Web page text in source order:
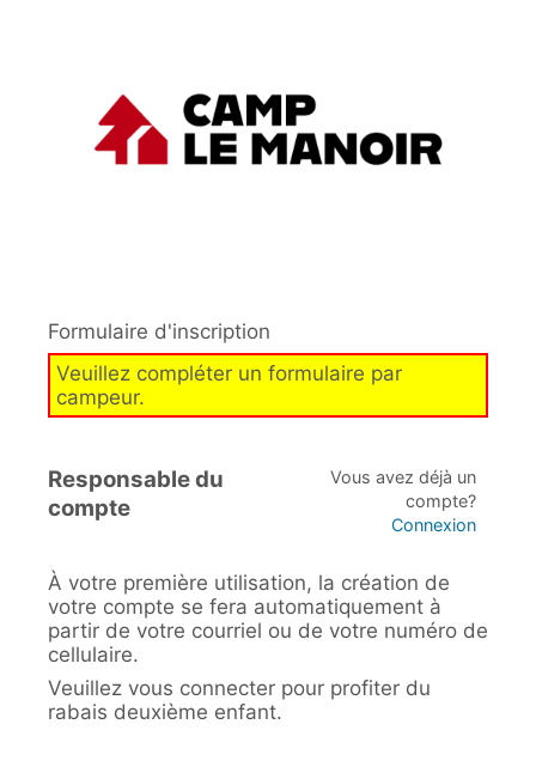
Formulaire d'inscription
Veuillez compléter un formulaire par
campeur.
Responsable du
compte
Vous avez déjà un
compte?
Connexion
À votre première utilisation, la création de
votre compte se fera automatiquement à
partir de votre courriel ou de votre numéro de
cellulaire.
Veuillez vous connecter pour profiter du
rabais deuxième enfant.